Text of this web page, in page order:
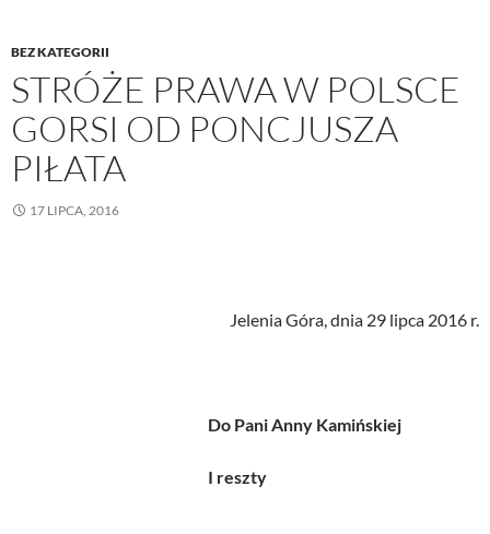
BEZ KATEGORII
STRÓŻE PRAWA W POLSCE
GORSI OD PONCJUSZA
PIŁATA
17 LIPCA, 2016
Jelenia Góra, dnia 29 lipca 2016 r.
Do Pani Anny Kamińskiej
I reszty